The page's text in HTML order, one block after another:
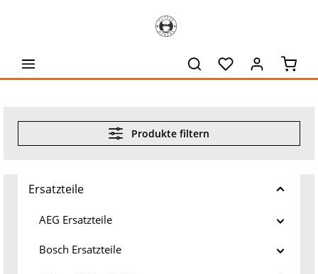
Produkte filtern
Ersatzteile
AEG Ersatzteile
Bosch Ersatzteile